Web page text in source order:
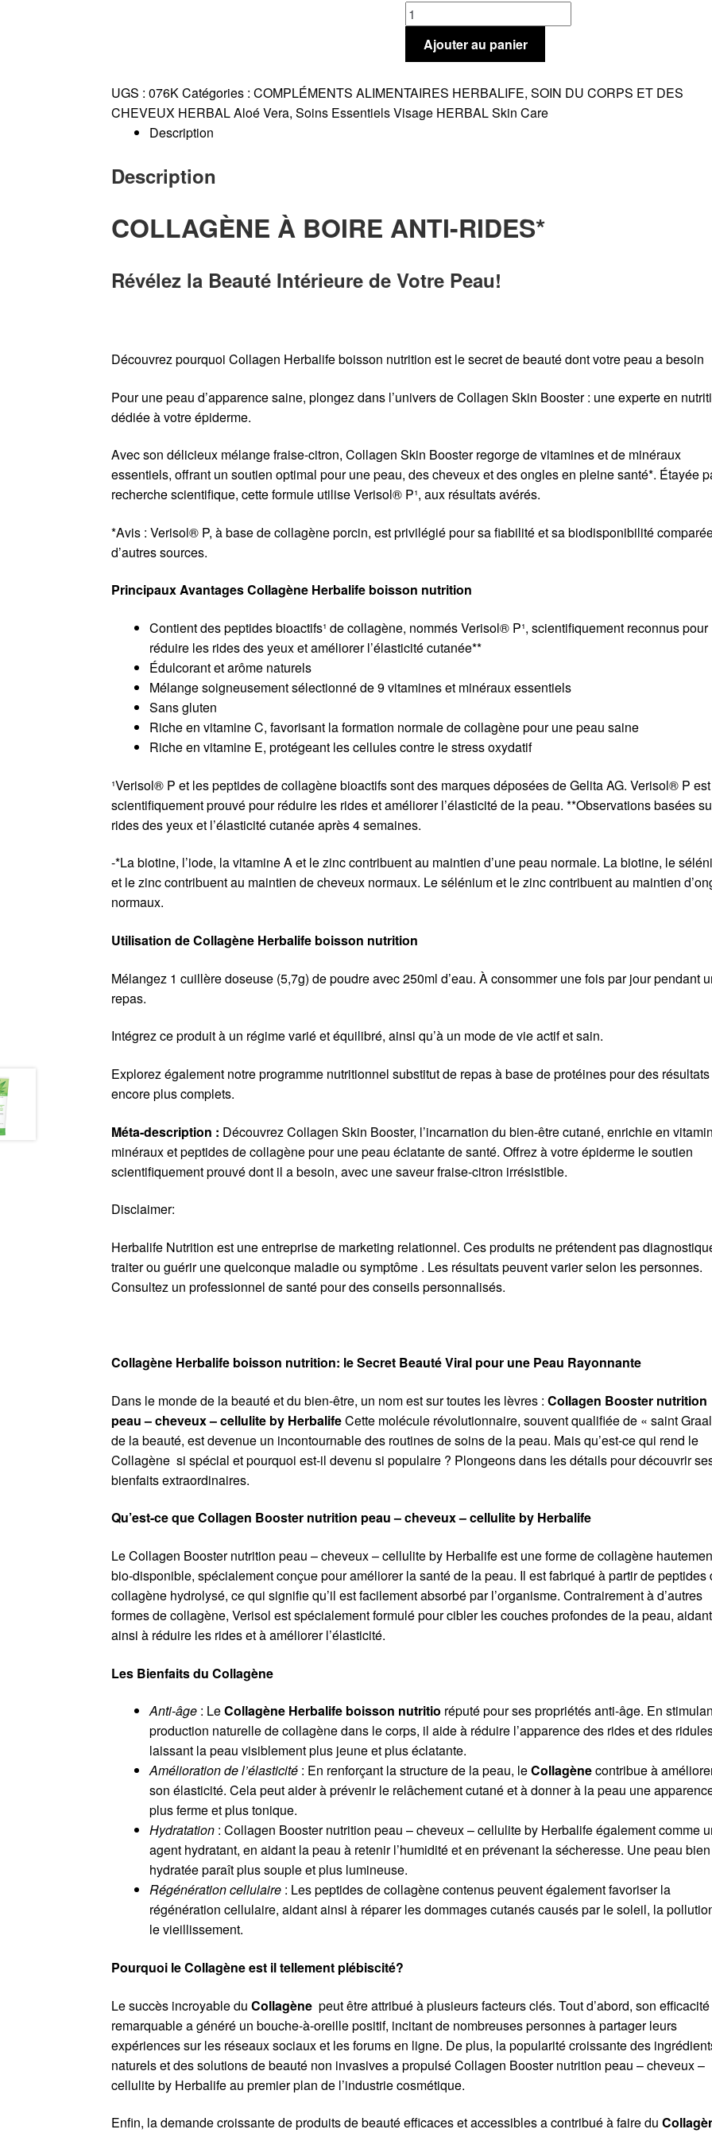
quantité
de
Collagen
boisson
nutrition
Ajouter au panier
UGS :076KCatégories :COMPLÉMENTS ALIMENTAIRES HERBALIFE,SOIN DU CORPS ET DES
CHEVEUX HERBAL Aloé Vera,Soins Essentiels Visage HERBAL Skin Care
Description
Description
COLLAGÈNE À BOIRE ANTI-RIDES*
Révélez la Beauté Intérieure de Votre Peau!
Découvrez pourquoi Collagen Herbalife boisson nutrition est le secret de beauté dont votre peau a besoin
Pour une peau d’apparence saine, plongez dans l’univers de Collagen Skin Booster : une experte en
dédiée à votre épiderme.
Avec son délicieux mélange fraise-citron, Collagen Skin Booster regorge de vitamines et de minéraux
essentiels, offrant un soutien optimal pour une peau, des cheveux et des ongles en pleine santé*. Étayée
recherche scientifique, cette formule utilise Verisol® P¹, aux résultats avérés.
*Avis : Verisol® P, à base de collagène porcin, est privilégié pour sa fiabilité et sa biodisponibilité
d’autres sources.
Principaux Avantages Collagène Herbalife boisson nutrition
Contient des peptides bioactifs¹ de collagène, nommés Verisol® P¹, scientifiquement reconnus pour
réduire les rides des yeux et améliorer l’élasticité cutanée**
Édulcorant et arôme naturels
Mélange soigneusement sélectionné de 9 vitamines et minéraux essentiels
Sans gluten
Riche en vitamine C, favorisant la formation normale de collagène pour une peau saine
Riche en vitamine E, protégeant les cellules contre le stress oxydatif
¹Verisol® P et les peptides de collagène bioactifs sont des marques déposées de Gelita AG. Verisol® P est
scientifiquement prouvé pour réduire les rides et améliorer l’élasticité de la peau. **Observations basées
rides des yeux et l’élasticité cutanée après 4 semaines.
-*La biotine, l’iode, la vitamine A et le zinc contribuent au maintien d’une peau normale. La biotine, le
et le zinc contribuent au maintien de cheveux normaux. Le sélénium et le zinc contribuent au maintien
normaux.
Utilisation de Collagène Herbalife boisson nutrition
Mélangez 1 cuillère doseuse (5,7g) de poudre avec 250ml d’eau. À consommer une fois par jour pendant
repas.
Intégrez ce produit à un régime varié et équilibré, ainsi qu’à un mode de vie actif et sain.
Explorez également notre programme nutritionnel substitut de repas à base de protéines pour des résultats
encore plus complets.
Méta-description : Découvrez Collagen Skin Booster, l’incarnation du bien-être cutané, enrichie en
minéraux et peptides de collagène pour une peau éclatante de santé. Offrez à votre épiderme le soutien
scientifiquement prouvé dont il a besoin, avec une saveur fraise-citron irrésistible.
Disclaimer:
Herbalife Nutrition est une entreprise de marketing relationnel. Ces produits ne prétendent pas
traiter ou guérir une quelconque maladie ou symptôme . Les résultats peuvent varier selon les personnes.
Consultez un professionnel de santé pour des conseils personnalisés.
Collagène Herbalife boisson nutrition: le Secret Beauté Viral pour une Peau Rayonnante
Dans le monde de la beauté et du bien-être, un nom est sur toutes les lèvres :Collagen Booster nutrition
peau – cheveux – cellulite by HerbalifeCette molécule révolutionnaire, souvent qualifiée de « saint
de la beauté, est devenue un incontournable des routines de soins de la peau. Mais qu’est-ce qui rend le
Collagène si spécial et pourquoi est-il devenu si populaire ? Plongeons dans les détails pour découvrir
bienfaits extraordinaires.
Qu’est-ce que Collagen Booster nutrition peau – cheveux – cellulite by Herbalife
Le Collagen Booster nutrition peau – cheveux – cellulite by Herbalife est une forme de collagène
bio-disponible, spécialement conçue pour améliorer la santé de la peau. Il est fabriqué à partir de peptides
collagène hydrolysé, ce qui signifie qu’il est facilement absorbé par l’organisme. Contrairement à d’autres
formes de collagène, Verisol est spécialement formulé pour cibler les couches profondes de la peau, aidant
ainsi à réduire les rides et à améliorer l’élasticité.
Les Bienfaits du Collagène
Anti-âge : LeCollagène Herbalife boisson nutritio réputé pour ses propriétés anti-âge. En
production naturelle de collagène dans le corps, il aide à réduire l’apparence des rides et des
laissant la peau visiblement plus jeune et plus éclatante.
Amélioration de l’élasticité : En renforçant la structure de la peau, leCollagènecontribue à
son élasticité. Cela peut aider à prévenir le relâchement cutané et à donner à la peau une
plus ferme et plus tonique.
Hydratation : Collagen Booster nutrition peau – cheveux – cellulite by Herbalife également comme
agent hydratant, en aidant la peau à retenir l’humidité et en prévenant la sécheresse. Une peau bien
hydratée paraît plus souple et plus lumineuse.
Régénération cellulaire : Les peptides de collagène contenus peuvent également favoriser la
régénération cellulaire, aidant ainsi à réparer les dommages cutanés causés par le soleil, la
le vieillissement.
Pourquoi le Collagène est il tellement plébiscité?
Le succès incroyable duCollagène peut être attribué à plusieurs facteurs clés. Tout d’abord, son efficacité
remarquable a généré un bouche-à-oreille positif, incitant de nombreuses personnes à partager leurs
expériences sur les réseaux sociaux et les forums en ligne. De plus, la popularité croissante des
naturels et des solutions de beauté non invasives a propulsé Collagen Booster nutrition peau – cheveux –
cellulite by Herbalife au premier plan de l’industrie cosmétique.
Enfin, la demande croissante de produits de beauté efficaces et accessibles a contribué à faire du